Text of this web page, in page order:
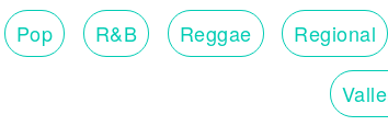
Pop R&B Reggae Regional